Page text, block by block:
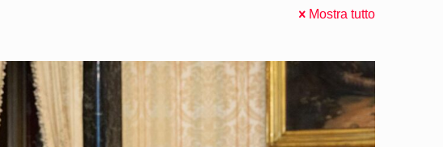
Mostra tutto